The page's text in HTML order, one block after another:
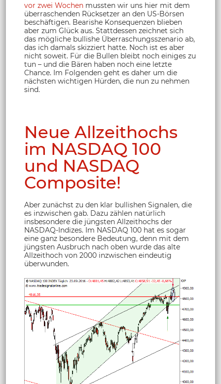
vor zwei Wochen mussten wir uns hier mit dem
überraschenden Rücksetzer an den US-Börsen
beschäftigen. Bearishe Konsequenzen blieben
aber zum Glück aus. Stattdessen zeichnet sich
das mögliche bullishe Überraschungsszenario ab,
das ich damals skizziert hatte. Noch ist es aber
nicht soweit. Für die Bullen bleibt noch einiges zu
tun – und die Bären haben noch eine letzte
Chance. Im Folgenden geht es daher um die
nächsten wichtigen Hürden, die nun zu nehmen
sind.
Neue Allzeithochs
im NASDAQ 100
und NASDAQ
Composite!
Aber zunächst zu den klar bullishen Signalen, die
es inzwischen gab. Dazu zählen natürlich
insbesondere die jüngsten Allzeithochs der
NASDAQ-Indizes. Im NASDAQ 100 hat es sogar
eine ganz besondere Bedeutung, denn mit dem
jüngsten Ausbruch nach oben wurde das alte
Allzeithoch von 2000 inzwischen eindeutig
überwunden.